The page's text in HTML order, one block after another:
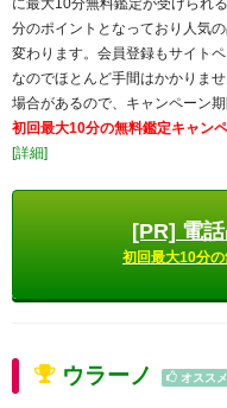
分のポイントとなっており人気
変わります。会員登録もサイト
なのでほとんど手間はかかりま
場合があるので、キャンペーン
初回最大10分の無料鑑定キャン
[詳細]
[PR] 電
初回最大10分
ウラーノ オススメ